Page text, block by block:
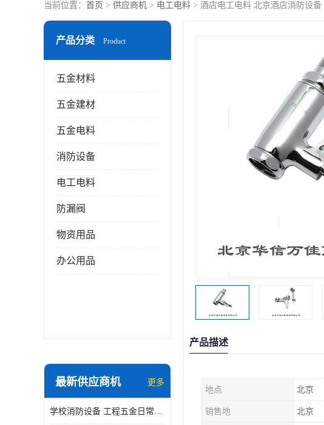
当前位置： 首页 > 供应商机 > 电工电料 > 酒店电工电料 北京酒店消防设备
产品分类 Product
五金材料
五金建材
五金电料
消防设备
电工电料
防漏阀
物资用品
办公用品
最新供应商机 更多
学校消防设备 工程五金日常供应
产品描述
地点 北京
销售地 北京